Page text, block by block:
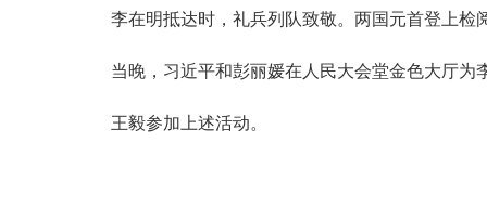
李在明抵达时，礼兵列队致敬。两国元首登上
当晚，习近平和彭丽媛在人民大会堂金色大厅为
王毅参加上述活动。